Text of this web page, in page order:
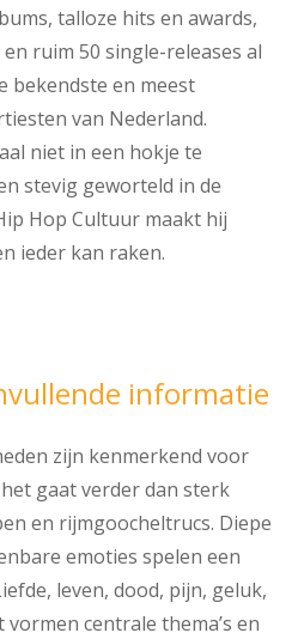
talloze hits en awards,
ruim 50 single-releases al
bekendste en meest
van Nederland.
niet in een hokje te
stevig geworteld in de
Hop Cultuur maakt hij
ieder kan raken.
informatie
zijn kenmerkend voor
gaat verder dan sterk
en rijmgoocheltrucs. Diepe
emoties spelen een
leven, dood, pijn, geluk,
centrale thema’s en